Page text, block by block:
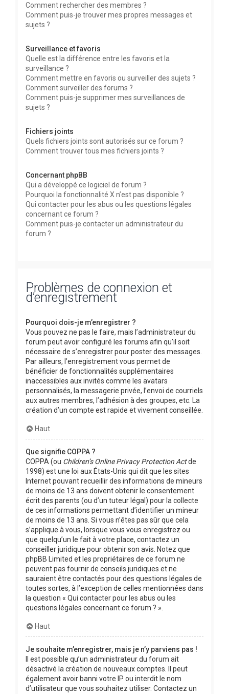
Comment rechercher des membres ?
Comment puis-je trouver mes propres messages et
sujets ?
Surveillance et favoris
Quelle est la différence entre les favoris et la
surveillance ?
Comment mettre en favoris ou surveiller des sujets ?
Comment surveiller des forums ?
Comment puis-je supprimer mes surveillances de
sujets ?
Fichiers joints
Quels fichiers joints sont autorisés sur ce forum ?
Comment trouver tous mes fichiers joints ?
Concernant phpBB
Qui a développé ce logiciel de forum ?
Pourquoi la fonctionnalité X n’est pas disponible ?
Qui contacter pour les abus ou les questions légales
concernant ce forum ?
Comment puis-je contacter un administrateur du
forum ?
Problèmes de connexion et
d’enregistrement
Pourquoi dois-je m’enregistrer ?
Vous pouvez ne pas le faire, mais l’administrateur du
forum peut avoir configuré les forums afin qu’il soit
nécessaire de s’enregistrer pour poster des messages.
Par ailleurs, l’enregistrement vous permet de
bénéficier de fonctionnalités supplémentaires
inaccessibles aux invités comme les avatars
personnalisés, la messagerie privée, l’envoi de courriels
aux autres membres, l’adhésion à des groupes, etc. La
création d’un compte est rapide et vivement conseillée.
Haut
Que signifie COPPA ?
COPPA (ou Children’s Online Privacy Protection Actde
1998) est une loi aux États-Unis qui dit que les sites
Internet pouvant recueillir des informations de mineurs
de moins de 13 ans doivent obtenir le consentement
écrit des parents (ou d’un tuteur légal) pour la collecte
de ces informations permettant d’identifier un mineur
de moins de 13 ans. Si vous n’êtes pas sûr que cela
s’applique à vous, lorsque vous vous enregistrez ou
que quelqu’un le fait à votre place, contactez un
conseiller juridique pour obtenir son avis. Notez que
phpBB Limited et les propriétaires de ce forum ne
peuvent pas fournir de conseils juridiques et ne
sauraient être contactés pour des questions légales de
toutes sortes, à l’exception de celles mentionnées dans
la question « Qui contacter pour les abus ou les
questions légales concernant ce forum ? ».
Haut
Je souhaite m’enregistrer, mais je n’y parviens pas !
Il est possible qu’un administrateur du forum ait
désactivé la création de nouveaux comptes. Il peut
également avoir banni votre IP ou interdit le nom
d’utilisateur que vous souhaitez utiliser. Contactez un